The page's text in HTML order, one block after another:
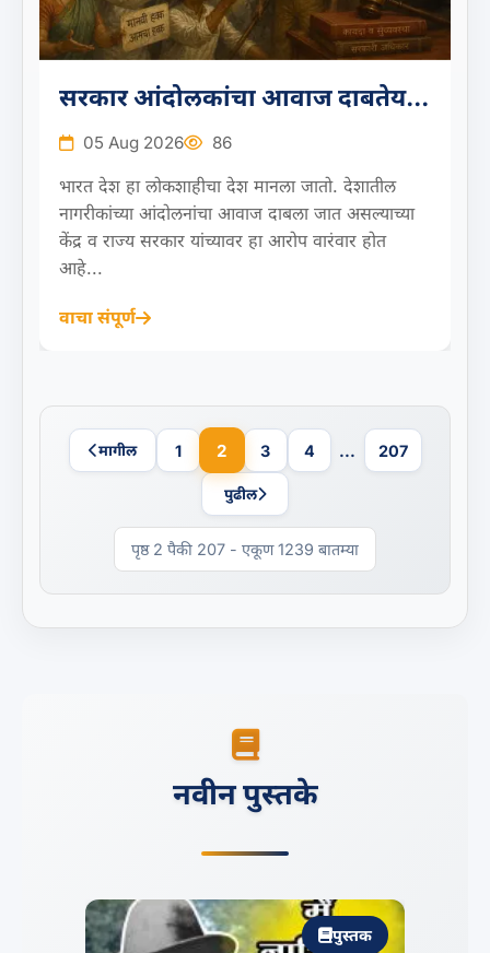
सरकार आंदोलकांचा आवाज दाबतेय...
05 Aug 2026 86
भारत देश हा लोकशाहीचा देश मानला जातो. देशातील
नागरीकांच्या आंदोलनांचा आवाज दाबला जात असल्याच्या
केंद्र व राज्य सरकार यांच्यावर हा आरोप वारंवार होत
आहे...
वाचा संपूर्ण
मागील 1 2 3 4 ... 207
पुढील
पृष्ठ 2 पैकी 207 - एकूण 1239 बातम्या
नवीन पुस्तके
पुस्तक